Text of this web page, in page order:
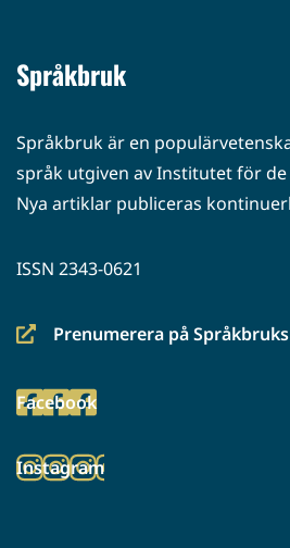
Språkbruk
Språkbruk är en
språk utgiven av Institutet för
Nya artiklar publiceras
ISSN 2343-0621
Prenumerera på
(siirryt
palveluun)
Facebook
(siirryt
palveluun)
Instagram
(siirryt